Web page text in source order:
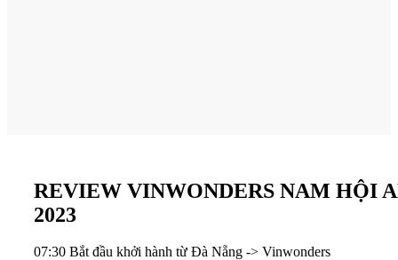
REVIEW VINWONDERS NAM HỘI
2023
07:30 Bắt đầu khởi hành từ Đà Nẵng -> Vinwonders